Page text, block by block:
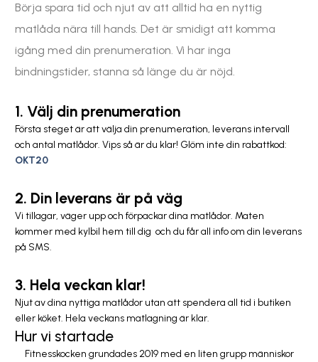
Börja spara tid och njut av att alltid ha en nyttig
matlåda nära till hands. Det är smidigt att komma
igång med din prenumeration. Vi har inga
bindningstider, stanna så länge du är nöjd.
1. Välj din prenumeration
Första steget är att välja din prenumeration, leverans intervall
och antal matlådor. Vips så är du klar! Glöm inte din rabattkod:
OKT20
2. Din leverans är på väg
Vi tillagar, väger upp och förpackar dina matlådor. Maten
kommer med kylbil hem till dig och du får all info om din leverans
på SMS.
3. Hela veckan klar!
Njut av dina nyttiga matlådor utan att spendera all tid i butiken
eller köket. Hela veckans matlagning är klar.
Hur vi startade
Fitnesskocken grundades 2019 med en liten grupp människor